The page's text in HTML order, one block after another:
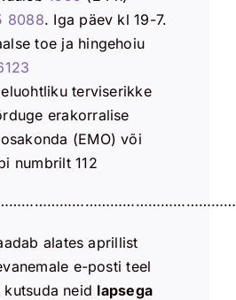
8088. Iga päev kl 19-7.
toe ja hingehoiu
terviserikke
erakorralise
(EMO) või
numbrilt 112
alates aprillist
e-posti teel
neid lapsega